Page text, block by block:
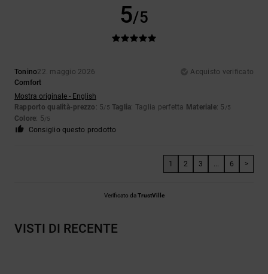
5/5
Tonino22. maggio 2026
Acquisto verificato
Comfort
Mostra originale - English
Rapporto qualità-prezzo : 5/5 Taglia: Taglia perfetta Materiale: 5 /5
Colore: 5/5
Consiglio questo prodotto
1 2 3 6 >
Verificato daTrustVille
VISTI DI RECENTE